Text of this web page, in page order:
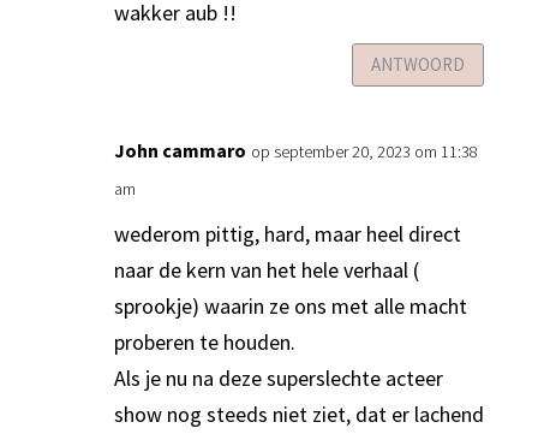
wakker aub !!
ANTWOORD
John cammaro op september 20, 2023 om 11:38
am
wederom pittig, hard, maar heel direct
naar de kern van het hele verhaal (
sprookje) waarin ze ons met alle macht
proberen te houden.
Als je nu na deze superslechte acteer
show nog steeds niet ziet, dat er lachend